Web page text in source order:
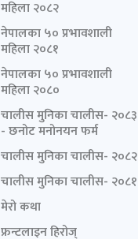
महिला २०८२
नेपालका ५० प्रभावशाली
महिला २०८१
नेपालका ५० प्रभावशाली
महिला २०८०
चालीस मुनिका चालीस- २०८३
- छनोट मनोनयन फर्म
चालीस मुनिका चालीस- २०८२
चालीस मुनिका चालीस- २०८१
मेरो कथा
फ्रन्टलाइन हिरोज्